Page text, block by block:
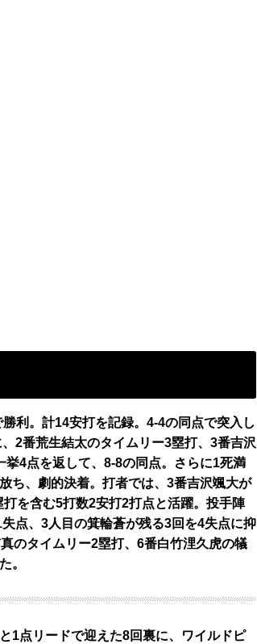
利。計14安打を記録。4-4の同点で突入し
2番荒生結太のタイムリー3塁打、3番吉沢
4点を返して、8-8の同点。さらに1死満
ち、劇的決着。打者では、3番吉沢颯大が
を含む5打数2安打2打点と活躍。投手陣
点、3人目の箕輪蒼が残る3回を4失点に抑
のタイムリー2塁打、6番白竹浬久虎の犠
。
1点リードで迎えた8回裏に、ワイルドピ